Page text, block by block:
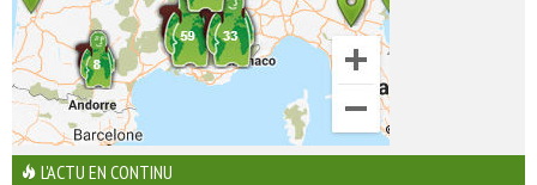
L'ACTU EN CONTINU